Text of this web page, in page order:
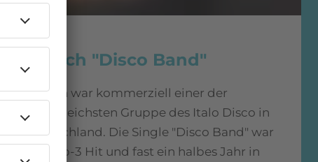
1984
Scotch "Disco Band"
Scotch war kommerziell einer der
erfolgreichsten Gruppe des Italo Disco in
Deutschland. Die Single "Disco Band" war
ein Top-3 Hit und fast ein halbes Jahr in